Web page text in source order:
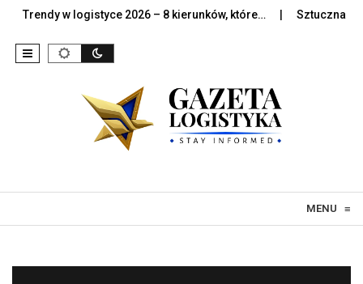
w logistyce 2026 – 8 kierunków, które… Sztuczna
MENU ≡